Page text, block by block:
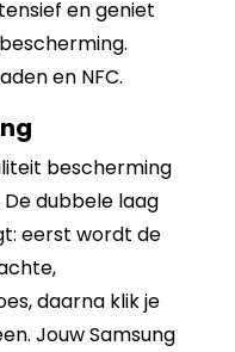
en geniet
en NFC.
bescherming
dubbele laag
eerst wordt de
daarna klik je
Jouw Samsung